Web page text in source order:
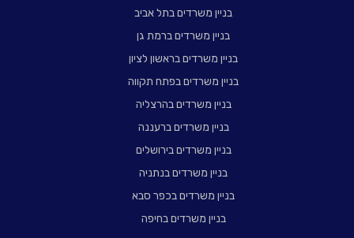
בניין משרדים בתל אביב
בניין משרדים ברמת גן
בניין משרדים בראשון לציון
בניין משרדים בפתח תקווה
בניין משרדים בהרצליה
בניין משרדים ברעננה
בניין משרדים בירושלים
בניין משרדים בנתניה
בניין משרדים בכפר סבא
בניין משרדים בחיפה